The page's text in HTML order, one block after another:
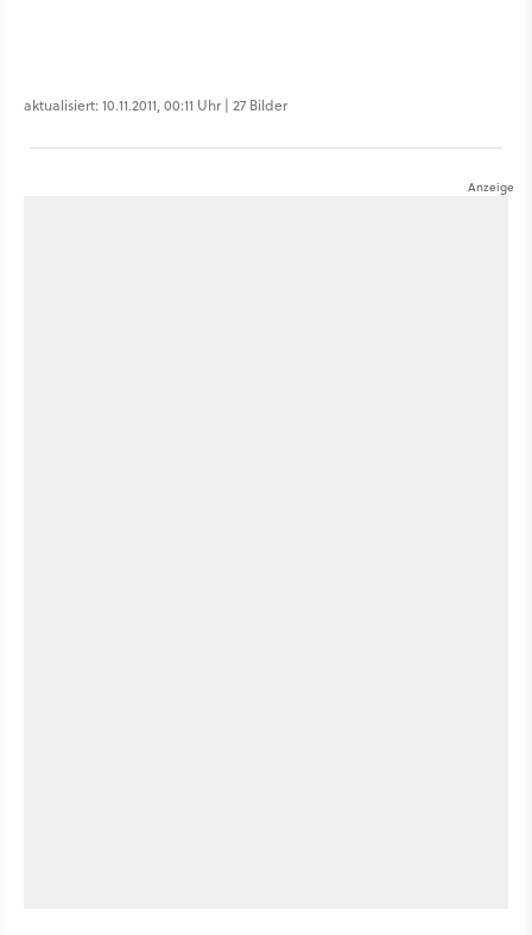
aktualisiert: 10.11.2011, 00:11 Uhr | 27 Bilder